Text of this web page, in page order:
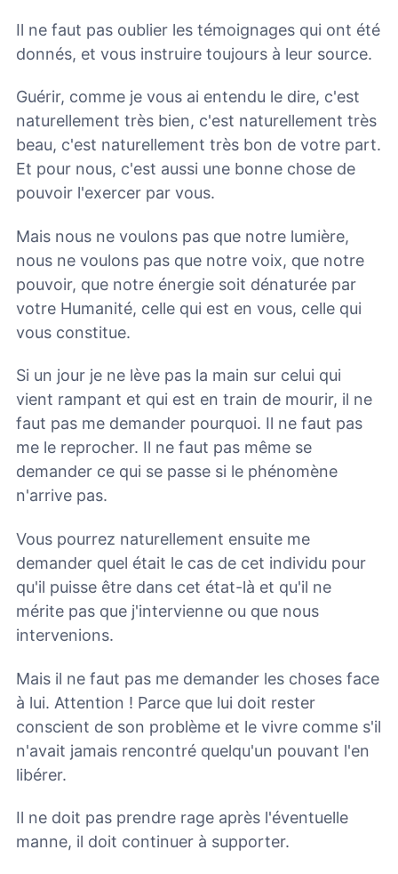
Il ne faut pas oublier les témoignages qui ont été
donnés, et vous instruire toujours à leur source.
Guérir, comme je vous ai entendu le dire, c'est
naturellement très bien, c'est naturellement très
beau, c'est naturellement très bon de votre part.
Et pour nous, c'est aussi une bonne chose de
pouvoir l'exercer par vous.
Mais nous ne voulons pas que notre lumière,
nous ne voulons pas que notre voix, que notre
pouvoir, que notre énergie soit dénaturée par
votre Humanité, celle qui est en vous, celle qui
vous constitue.
Si un jour je ne lève pas la main sur celui qui
vient rampant et qui est en train de mourir, il ne
faut pas me demander pourquoi. Il ne faut pas
me le reprocher. Il ne faut pas même se
demander ce qui se passe si le phénomène
n'arrive pas.
Vous pourrez naturellement ensuite me
demander quel était le cas de cet individu pour
qu'il puisse être dans cet état-là et qu'il ne
mérite pas que j'intervienne ou que nous
intervenions.
Mais il ne faut pas me demander les choses face
à lui. Attention ! Parce que lui doit rester
conscient de son problème et le vivre comme s'il
n'avait jamais rencontré quelqu'un pouvant l'en
libérer.
Il ne doit pas prendre rage après l'éventuelle
manne, il doit continuer à supporter.